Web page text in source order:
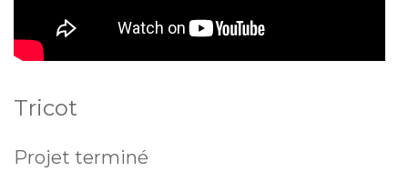
Tricot
Projet terminé